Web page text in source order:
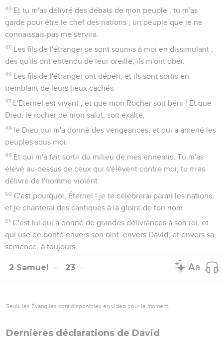
44 Et tu m'as délivré des débats de mon peuple ; tu m'as
gardé pour être le chef des nations ; un peuple que je ne
connaissais pas me servira.
45 Les fils de l'étranger se sont soumis à moi en dissimulant ;
dès qu'ils ont entendu de leur oreille, ils m'ont obéi.
46 Les fils de l'étranger ont dépéri, et ils sont sortis en
tremblant de leurs lieux cachés.
47 L'Éternel est vivant ; et que mon Rocher soit béni ! Et que
Dieu, le rocher de mon salut, soit exalté,
48 le Dieu qui m'a donné des vengeances, et qui a amené les
peuples sous moi.
49 Et qui m'a fait sortir du milieu de mes ennemis. Tu m'as
élevé au-dessus de ceux qui s'élèvent contre moi, tu m'as
délivré de l'homme violent.
50 C'est pourquoi, Éternel ! je te célébrerai parmi les nations,
et je chanterai des cantiques à la gloire de ton nom.
51 C'est lui qui a donné de grandes délivrances à son roi, et
qui use de bonté envers son oint, envers David, et envers sa
semence, à toujours.
2 Samuel 23
Seuls les Évangiles sont disponibles en vidéo pour le moment.
Dernières déclarations de David